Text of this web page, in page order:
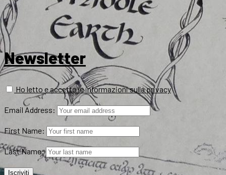
Newsletter
Ho letto e accetto le informazioni sulla privacy
Email Address:
First Name:
Last Name: